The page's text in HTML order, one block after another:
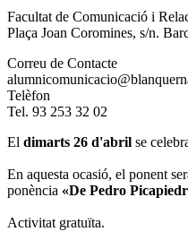
Facultat de Comunicació i
Plaça Joan Coromines, s/n.
Correu de Contacte
Telèfon
Tel. 93 253 32 02
El dimarts 26 d'abril se
En aquesta ocasió, el ponent
ponència «De Pedro
Activitat gratuïta.